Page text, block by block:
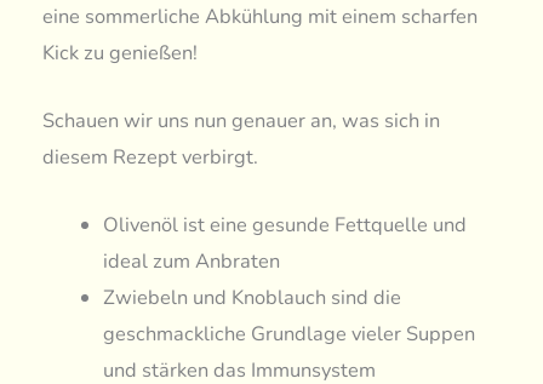
eine sommerliche Abkühlung mit einem scharfen
Kick zu genießen!
Schauen wir uns nun genauer an, was sich in
diesem Rezept verbirgt.
Olivenöl ist eine gesunde Fettquelle und
ideal zum Anbraten
Zwiebeln und Knoblauch sind die
geschmackliche Grundlage vieler Suppen
und stärken das Immunsystem